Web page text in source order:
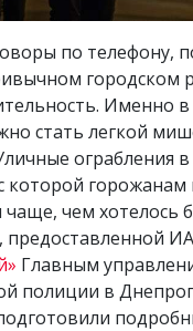
по телефону,
городском
Именно в
стать легкой
ограбления
которой горожанам
чаще, чем хотелось
ИА
Главным
полиции в